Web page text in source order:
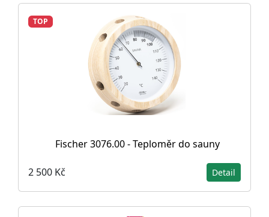
TOP
Fischer 3076.00 - Teploměr do sauny
2 500 Kč Detail